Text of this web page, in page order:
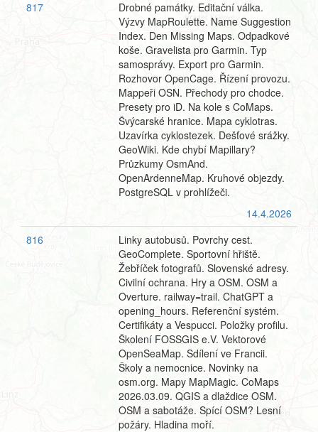
817
Drobné památky. Editační válka.
Výzvy MapRoulette. Name Suggestion
Index. Den Missing Maps. Odpadkové
koše. Gravelista pro Garmin. Typ
samosprávy. Export pro Garmin.
Rozhovor OpenCage. Řízení provozu.
Mappeři OSN. Přechody pro chodce.
Presety pro iD. Na kole s CoMaps.
Švýcarské hranice. Mapa cyklotras.
Uzavírka cyklostezek. Dešťové srážky.
GeoWiki. Kde chybí Mapillary?
Průzkumy OsmAnd.
OpenArdenneMap. Kruhové objezdy.
PostgreSQL v prohlížeči.
14.4.2026
816
Linky autobusů. Povrchy cest.
GeoComplete. Sportovní hřiště.
Žebříček fotografů. Slovenské adresy.
Civilní ochrana. Hry a OSM. OSM a
Overture. railway=trail. ChatGPT a
opening_hours. Referenční systém.
Certifikáty a Vespucci. Položky profilu.
Školení FOSSGIS e.V. Vektorové
OpenSeaMap. Sdílení ve Francii.
Školy a nemocnice. Novinky na
osm.org. Mapy MapMagic. CoMaps
2026.03.09. QGIS a dlaždice OSM.
OSM a sabotáže. Spící OSM? Lesní
požáry. Hladina moří.